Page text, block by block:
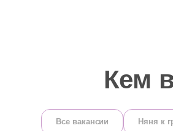
Кем
Все вакансии Няня к